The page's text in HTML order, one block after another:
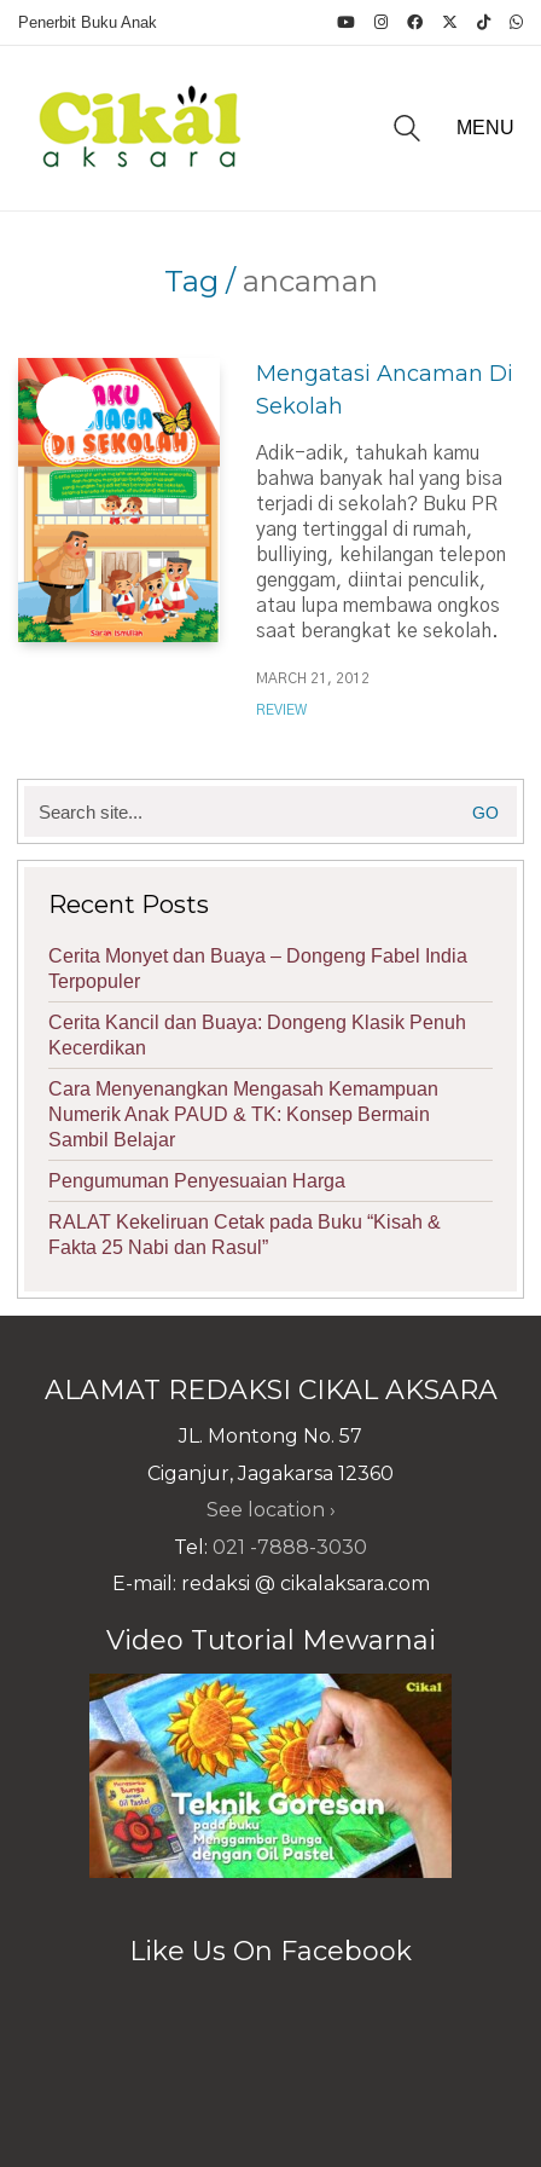
Penerbit Buku Anak
MENU
Tag / ancaman
Mengatasi Ancaman Di
Sekolah
Adik-adik, tahukah kamu
bahwa banyak hal yang bisa
terjadi di sekolah? Buku PR
yang tertinggal di rumah,
bulliying, kehilangan telepon
genggam, diintai penculik,
atau lupa membawa ongkos
saat berangkat ke sekolah.
MARCH 21, 2012
REVIEW
for:
Recent Posts
Cerita Monyet dan Buaya – Dongeng Fabel India
Terpopuler
Cerita Kancil dan Buaya: Dongeng Klasik Penuh
Kecerdikan
Cara Menyenangkan Mengasah Kemampuan
Numerik Anak PAUD & TK: Konsep Bermain
Sambil Belajar
Pengumuman Penyesuaian Harga
RALAT Kekeliruan Cetak pada Buku “Kisah &
Fakta 25 Nabi dan Rasul”
ALAMAT REDAKSI CIKAL AKSARA
JL. Montong No. 57
Ciganjur, Jagakarsa 12360
See location ›
Tel: 021 -7888-3030
E-mail: redaksi @ cikalaksara.com
Video Tutorial Mewarnai
Like Us On Facebook